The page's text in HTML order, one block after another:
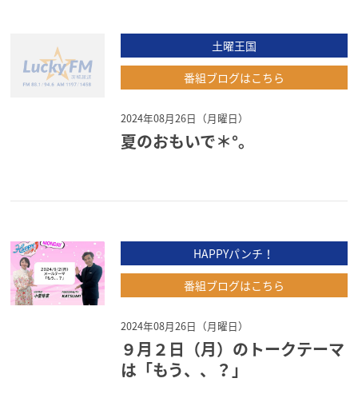
土曜王国
番組ブログはこちら
2024年08月26日（月曜日）
夏のおもいで＊°。
HAPPYパンチ！
番組ブログはこちら
2024年08月26日（月曜日）
９月２日（月）のトークテーマ
は「もう、、？」